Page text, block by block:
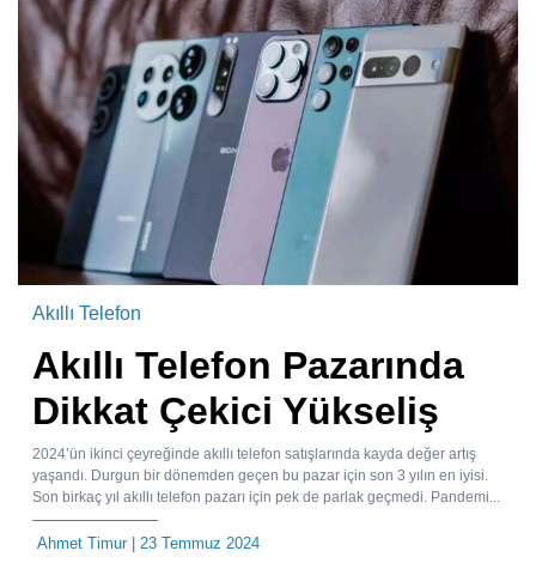
Akıllı Telefon
Akıllı Telefon Pazarında
Dikkat Çekici Yükseliş
2024’ün ikinci çeyreğinde akıllı telefon satışlarında kayda değer artış
yaşandı. Durgun bir dönemden geçen bu pazar için son 3 yılın en iyisi.
Son birkaç yıl akıllı telefon pazarı için pek de parlak geçmedi. Pandemi...
Ahmet Timur| 23 Temmuz 2024